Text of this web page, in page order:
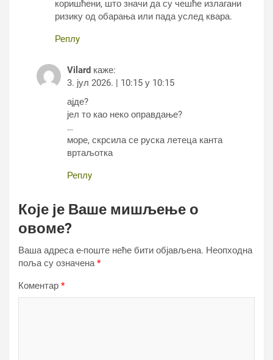
коришћени, што значи да су чешће излагани
ризику од обарања или пада услед квара.
Реплy
Vilard каже:
3. јул 2026. | 10:15 у 10:15
ајде?
јел то као неко оправдање?
…
море, скрсила се руска летеца канта
вртаљотка
Реплy
Које је Ваше мишљење о
овоме?
Ваша адреса е-поште неће бити објављена. Неопходна
поља су означена*
Коментар *